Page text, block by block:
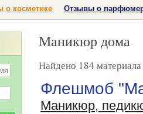
о косметике Отзывы о
Маникюр дома
Найдено 184
Флешмоб
Маникюр,